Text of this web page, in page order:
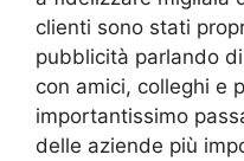
clienti sono stati
pubblicità parlando
con amici, colleghi e
importantissimo
delle aziende più